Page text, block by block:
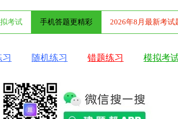
考试 手机答题更精彩 2026年8月最新考试
随机练习 错题练习 模拟考